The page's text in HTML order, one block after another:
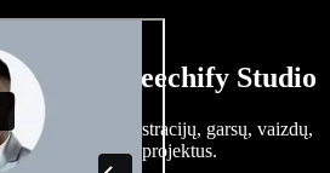
su Speechify Studio
nemokamų iliustracijų, garsų, vaizdų,
įspūdingus projektus.